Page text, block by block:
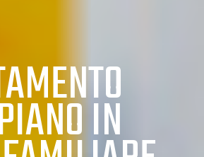
IN